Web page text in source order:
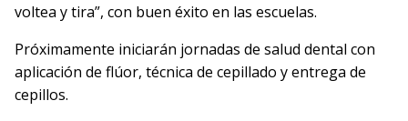
voltea y tira”, con buen éxito en las escuelas.
Próximamente iniciarán jornadas de salud dental con
aplicación de flúor, técnica de cepillado y entrega de
cepillos.